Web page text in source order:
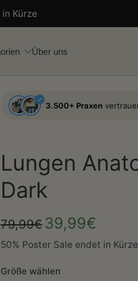
Kürze
Über uns
3.500+ Praxen
Lungen
Dark
79,99€ 39,99€
50% Poster Sale endet in Kürze
Größe wählen